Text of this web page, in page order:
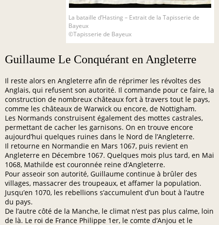
La bataille d’Hasting – Extrait de la Tapisserie de
Bayeux
©Tapisserie de Bayeux
Guillaume Le Conquérant en Angleterre
Il reste alors en Angleterre afin de réprimer les révoltes des
Anglais, qui refusent son autorité. Il commande pour ce faire, la
construction de nombreux châteaux fort à travers tout le pays,
comme les châteaux de Warwick ou encore, de Nottigham.
Les Normands construisent également des mottes castrales,
permettant de cacher les garnisons. On en trouve encore
aujourd’hui quelques ruines dans le Nord de l’Angleterre.
Il retourne en Normandie en Mars 1067, puis revient en
Angleterre en Décembre 1067. Quelques mois plus tard, en Mai
1068, Mathilde est couronnée reine d’Angleterre.
Pour asseoir son autorité, Guillaume continue à brûler des
villages, massacrer des troupeaux, et affamer la population.
Jusqu’en 1070, les rebellions s’accumulent d’un bout à l’autre
du pays.
De l’autre côté de la Manche, le climat n’est pas plus calme, loin
de là. Le roi de France Philippe 1er, le comte d’Anjou et le